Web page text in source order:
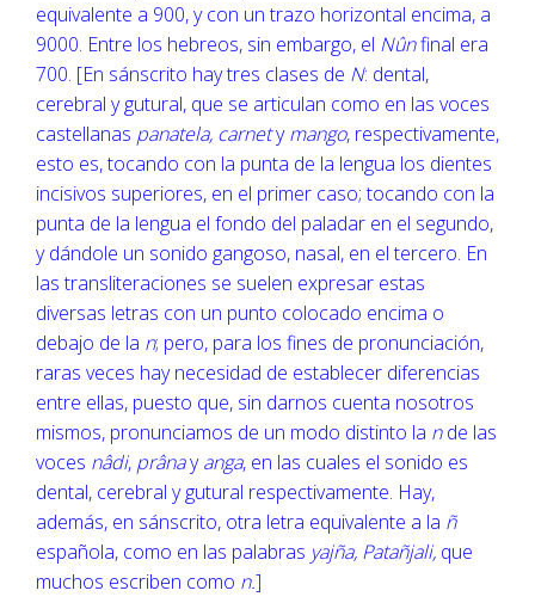
equivalente a 900, y con un trazo horizontal encima, a
9000. Entre los hebreos, sin embargo, el Nûnfinal era
700. [En sánscrito hay tres clases de N: dental,
cerebral y gutural, que se articulan como en las voces
castellanas panatela, carnetymango, respectivamente,
esto es, tocando con la punta de la lengua los dientes
incisivos superiores, en el primer caso; tocando con la
punta de la lengua el fondo del paladar en el segundo,
y dándole un sonido gangoso, nasal, en el tercero. En
las transliteraciones se suelen expresar estas
diversas letras con un punto colocado encima o
debajo de la n; pero, para los fines de pronunciación,
raras veces hay necesidad de establecer diferencias
entre ellas, puesto que, sin darnos cuenta nosotros
mismos, pronunciamos de un modo distinto la nde las
voces nâdi, prânayanga, en las cuales el sonido es
dental, cerebral y gutural respectivamente. Hay,
además, en sánscrito, otra letra equivalente a la ñ
española, como en las palabras yajña, Patañjali, que
muchos escriben como n.]